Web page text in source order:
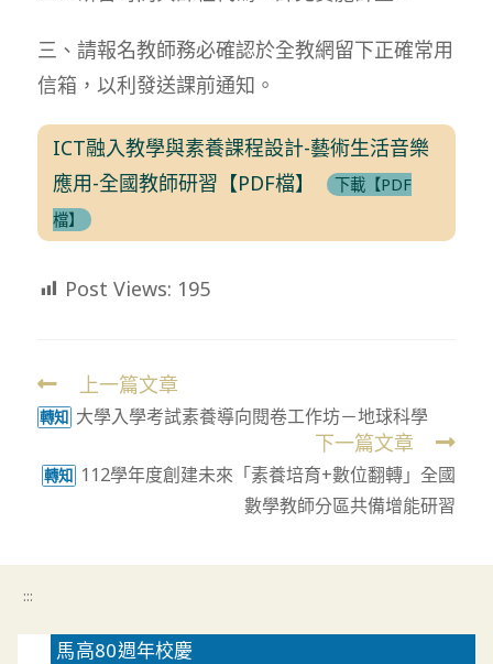
三、請報名教師務必確認於全教網留下正確常用
信箱，以利發送課前通知。
ICT融入教學與素養課程設計-藝術生活音樂
應用-全國教師研習【PDF檔】
下載【PDF
檔】
Post Views: 195
Read
more
上一篇文章
轉知 大學入學考試素養導向閱卷工作坊－地球科學
下一篇文章
轉知 112學年度創建未來「素養培育+數位翻轉」全國
數學教師分區共備增能研習
:::
馬高80週年校慶